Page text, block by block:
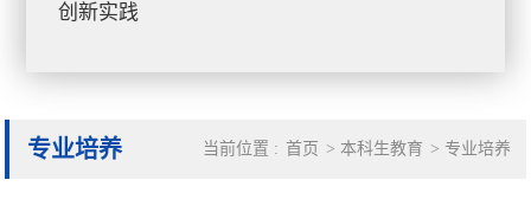
创新实践
专业培养 当前位置 : 首页 > 本科生教育 > 专业培养